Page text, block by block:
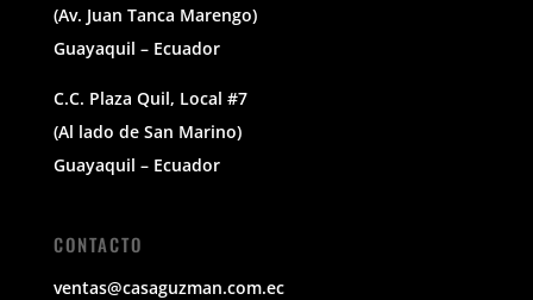
(Av. Juan Tanca Marengo)
Guayaquil – Ecuador
C.C. Plaza Quil, Local #7
(Al lado de San Marino)
Guayaquil – Ecuador
CONTACTO
ventas@casaguzman.com.ec